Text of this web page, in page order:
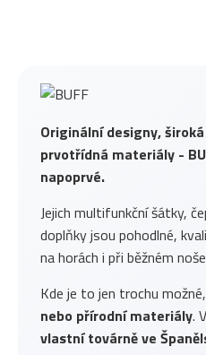
Originální designy,
prvotřídná materiály -
napoprvé.
Jejich multifunkční šátky,
doplňky jsou pohodlné,
na horách i při běžném
Kde je to jen trochu
nebo přírodní materiály.
vlastní továrně ve